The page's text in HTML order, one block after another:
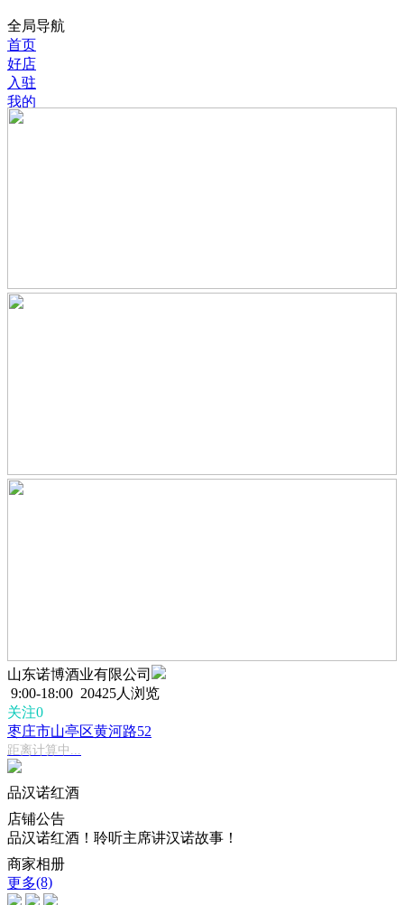
全局导航
首页
好店
入驻
我的
山东诺博酒业有限公司
9:00-18:00 20425人浏览
关注0
枣庄市山亭区黄河路52
距离计算中...
品汉诺红酒
店铺公告
品汉诺红酒！聆听主席讲汉诺故事！
商家相册
更多(8)